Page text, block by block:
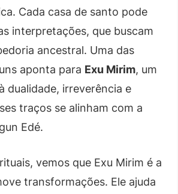
Cada casa de santo pode
interpretações, que buscam
ancestral. Uma das
aponta para Exu Mirim, um
dualidade, irreverência e
traços se alinham com a
Edé.
vemos que Exu Mirim é a
transformações. Ele ajuda